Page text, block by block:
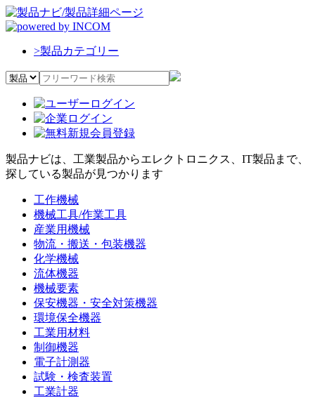
>製品カテゴリー
製品ナビは、工業製品からエレクトロニクス、IT製品まで、
探している製品が見つかります
工作機械
機械工具/作業工具
産業用機械
物流・搬送・包装機器
化学機械
流体機器
機械要素
保安機器・安全対策機器
環境保全機器
工業用材料
制御機器
電子計測器
試験・検査装置
工業計器